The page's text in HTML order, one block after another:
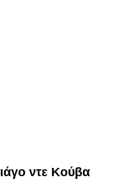
ντε Κούβα